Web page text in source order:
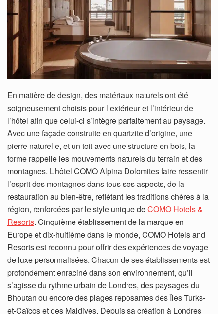
En matière de design, des matériaux naturels ont été
soigneusement choisis pour l’extérieur et l’intérieur de
l’hôtel afin que celui-ci s’intègre parfaitement au paysage.
Avec une façade construite en quartzite d’origine, une
pierre naturelle, et un toit avec une structure en bois, la
forme rappelle les mouvements naturels du terrain et des
montagnes. L’hôtel COMO Alpina Dolomites faire ressentir
l’esprit des montagnes dans tous ses aspects, de la
restauration au bien-être, reflétant les traditions chères à la
région, renforcées par le style unique deCOMO Hotels &
Resorts. Cinquième établissement de la marque en
Europe et dix-huitième dans le monde, COMO Hotels and
Resorts est reconnu pour offrir des expériences de voyage
de luxe personnalisées. Chacun de ses établissements est
profondément enraciné dans son environnement, qu’il
s’agisse du rythme urbain de Londres, des paysages du
Bhoutan ou encore des plages reposantes des Îles Turks-
et-Caïcos et des Maldives. Depuis sa création à Londres